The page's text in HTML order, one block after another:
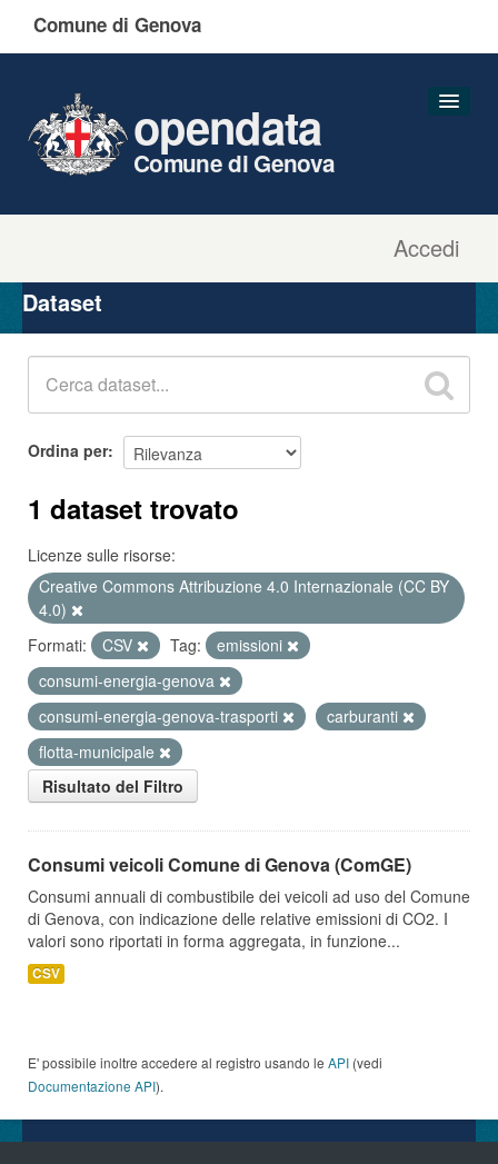
Comune di Genova
Accedi
opendata
Comune di Genova
Organizzazioni
Gruppi
Dataset
Ordina per
1 dataset trovato
Licenze sulle risorse:
Creative Commons Attribuzione 4.0 Internazionale (CC BY
4.0)
Formati:
CSV Tag:
emissioni
consumi-energia-genova
consumi-energia-genova-trasporti
carburanti
flotta-municipale
Risultato del Filtro
Consumi veicoli Comune di Genova (ComGE)
Consumi annuali di combustibile dei veicoli ad uso del Comune
di Genova, con indicazione delle relative emissioni di CO2. I
valori sono riportati in forma aggregata, in funzione...
CSV
E' possibile inoltre accedere al registro usando le API (vedi
Documentazione API).